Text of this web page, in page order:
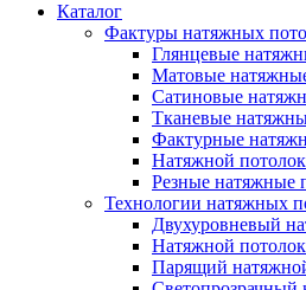
Каталог
Фактуры натяжных
Глянцевые
Матовые
Сатиновые
Тканевые
Фактурные
Натяжной
Резные натяжные
Технологии натяжных
Двухуровневый
Натяжной
Парящий